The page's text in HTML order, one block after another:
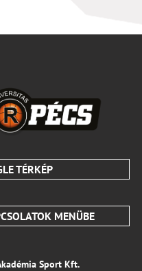
TÉRKÉP
MENÜBE
Sport Kft.